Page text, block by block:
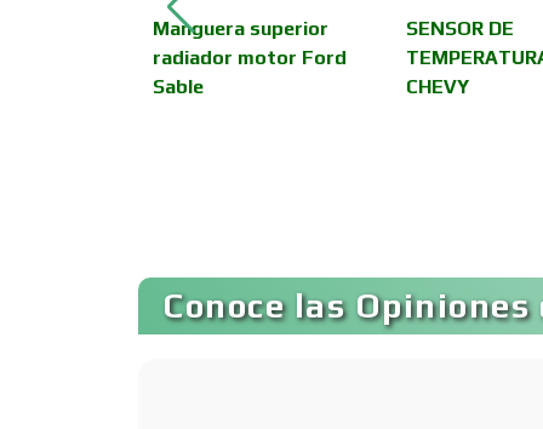
Autobuses
Basculas
Manguera superior
radiador motor Ford
Sable
SENSOR DE
CHEVY
Conoce las